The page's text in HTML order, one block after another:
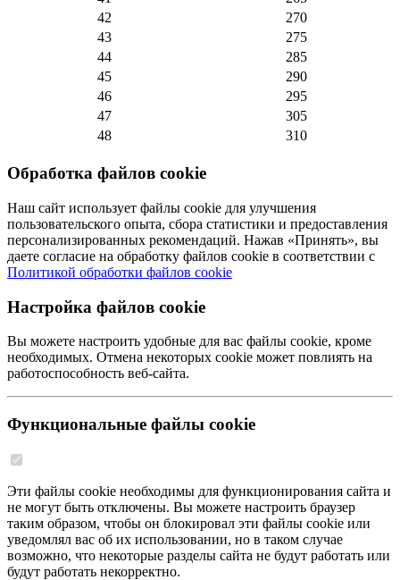
42
270
43
275
44
285
45
290
46
295
47
305
48
310
Обработка файлов cookie
Наш сайт использует файлы cookie для улучшения
пользовательского опыта, сбора статистики и предоставления
персонализированных рекомендаций. Нажав «Принять», вы
даете согласие на обработку файлов cookie в соответствии с
Политикой обработки файлов cookie
Настройка файлов cookie
Вы можете настроить удобные для вас файлы cookie, кроме
необходимых. Отмена некоторых cookie может повлиять на
работоспособность веб-сайта.
Функциональные файлы cookie
Эти файлы cookie необходимы для функционирования сайта и
не могут быть отключены. Вы можете настроить браузер
таким образом, чтобы он блокировал эти файлы cookie или
уведомлял вас об их использовании, но в таком случае
возможно, что некоторые разделы сайта не будут работать или
будут работать некорректно.